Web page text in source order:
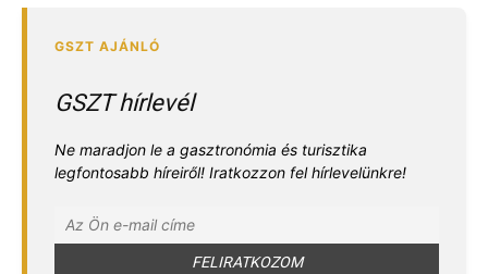
GSZT hírlevél
Ne maradjon le a gasztronómia és turisztika
legfontosabb híreiről! Iratkozzon fel hírlevelünkre!